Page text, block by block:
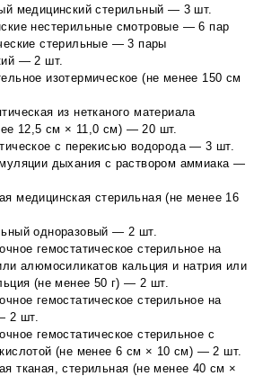
медицинский стерильный — 3 шт.
нестерильные смотровые — 6 пар
стерильные — 3 пары
— 2 шт.
изотермическое (не менее 150 см
из нетканого материала
12,5 см × 11,0 см) — 20 шт.
с перекисью водорода — 3 шт.
дыхания с раствором аммиака —
медицинская стерильная (не менее 16
одноразовый — 2 шт.
гемостатическое стерильное на
алюмосиликатов кальция и натрия или
(не менее 50 г) — 2 шт.
гемостатическое стерильное на
2 шт.
гемостатическое стерильное с
(не менее 6 см × 10 см) — 2 шт.
тканая, стерильная (не менее 40 см ×